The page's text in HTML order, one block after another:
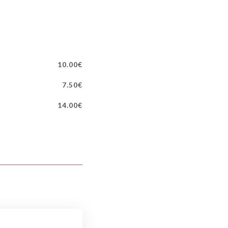
10.00€
7.50€
14.00€